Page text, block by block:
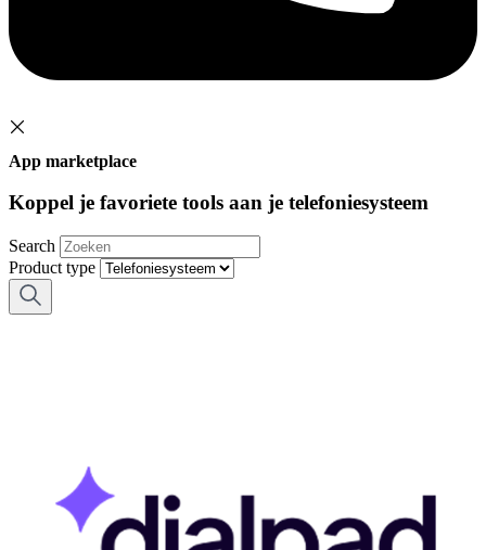
App marketplace
Koppel je favoriete tools aan je telefoniesysteem
Search
Product type